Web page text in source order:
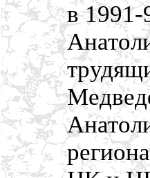
в 1991-